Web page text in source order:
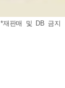
*재판매 및 DB 금지